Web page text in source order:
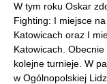
W tym roku Oskar
Fighting: I miejsce
Katowicach oraz I
Katowicach.
kolejne turnieje. W
w Ogólnopolskiej